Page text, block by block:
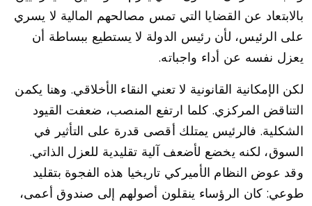
بالابتعاد عن القضايا التي تمس مصالحهم المالية لا يسري
على الرئيس، لأن رئيس الدولة لا يستطيع ببساطة أن
يعزل نفسه عن أداء واجباته.
لكن الإمكانية القانونية لا تعني النقاء الأخلاقي. وهنا يكمن
التناقض المركزي. كلما ارتفع المنصب، ضعفت القيود
الشكلية. فالرئيس يمتلك أقصى قدرة على التأثير في
السوق، لكنه يخضع لأضعف آلية تقليدية للعزل الذاتي.
وقد عوض النظام الأميركي تاريخيا هذه الفجوة بتقليد
طوعي: كان الرؤساء ينقلون أصولهم إلى صندوق أعمى،